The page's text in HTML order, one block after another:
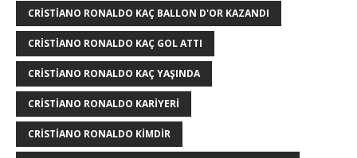
CRISTIANO RONALDO KAÇ BALLON D'OR KAZANDI
CRISTIANO RONALDO KAÇ GOL ATTI
CRISTIANO RONALDO KAÇ YAŞINDA
CRISTIANO RONALDO KARIYERI
CRISTIANO RONALDO KIMDIR